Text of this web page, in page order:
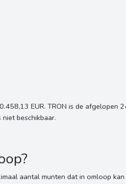
EUR. TRON is de
beschikbaar.
aantal munten dat in omloop kan